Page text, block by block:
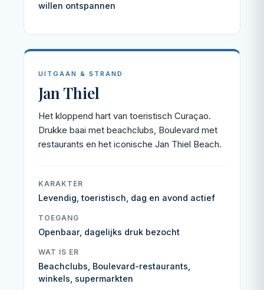
willen ontspannen
UITGAAN & STRAND
Jan Thiel
Het kloppend hart van toeristisch Curaçao.
Drukke baai met beachclubs, Boulevard met
restaurants en het iconische Jan Thiel Beach.
KARAKTER
Levendig, toeristisch, dag en avond actief
TOEGANG
Openbaar, dagelijks druk bezocht
WAT IS ER
Beachclubs, Boulevard-restaurants,
winkels, supermarkten